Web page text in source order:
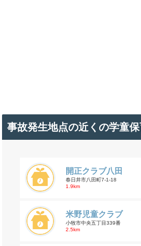
事故発生地点の近くの学童
開正クラブ八田
春日井市八田町7-1-18
1.9km
米野児童クラブ
小牧市中央五丁目339番
2.5km